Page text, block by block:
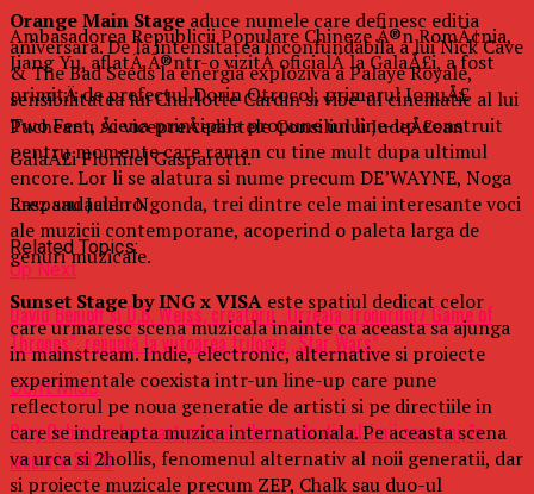
Ambasadorea Republicii Populare Chineze Ã®n RomÃ¢nia,
Jiang Yu, aflatÄ Ã®ntr-o vizitÄ oficialÄ la GalaÅ£i, a fost
primitÄ de prefectul Dorin Otrocol, primarul IonuÅ£
Pucheanu Åi vicepreÅedintele Consiliului JudeÅ£ean
GalaÅ£i Florinel Gasparotti.
Raspandacul.ro
Related Topics:
Up Next
David Benioff şi D.B. Weiss, creatorii „Urzeala Tronurilor/ Game of
Thrones”, renunţă la viitoarea trilogie „Star Wars”
Don't Miss
Ozzy Osbourne lansează primul album solo din ultimii zece ani, în
ianuarie 2020
Orange Main Stage aduce numele care definesc editia
aniversara. De la intensitatea inconfundabila a lui Nick Cave
& The Bad Seeds la energia exploziva a Palaye Royale,
sensibilitatea lui Charlotte Cardin si vibe-ul cinematic al lui
Two Feet, scena principala propune un line-up construit
pentru momente care raman cu tine mult dupa ultimul
encore. Lor li se alatura si nume precum DE’WAYNE, Noga
Erez sau Jalen Ngonda, trei dintre cele mai interesante voci
ale muzicii contemporane, acoperind o paleta larga de
genuri muzicale.
Sunset Stage by ING x VISAeste spatiul dedicat celor
care urmaresc scena muzicala inainte ca aceasta sa ajunga
in mainstream. Indie, electronic, alternative si proiecte
experimentale coexista intr-un line-up care pune
reflectorul pe noua generatie de artisti si pe directiile in
care se indreapta muzica internationala. Pe aceasta scena
va urca si 2hollis, fenomenul alternativ al noii generatii, dar
si proiecte muzicale precum ZEP, Chalk sau duo-ul